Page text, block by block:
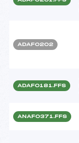
ADAF0202
ADAF0181.FFS
ANAF0371.FFS